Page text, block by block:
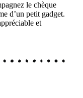
le chèque
d’un petit gadget.
et